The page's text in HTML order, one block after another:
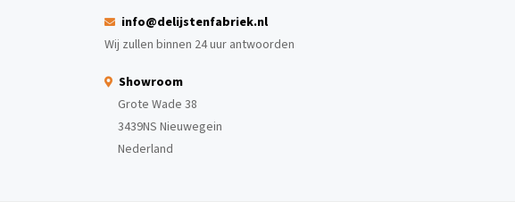
info@delijstenfabriek.nl
Wij zullen binnen 24 uur antwoorden
Showroom
Grote Wade 38
3439NS Nieuwegein
Nederland